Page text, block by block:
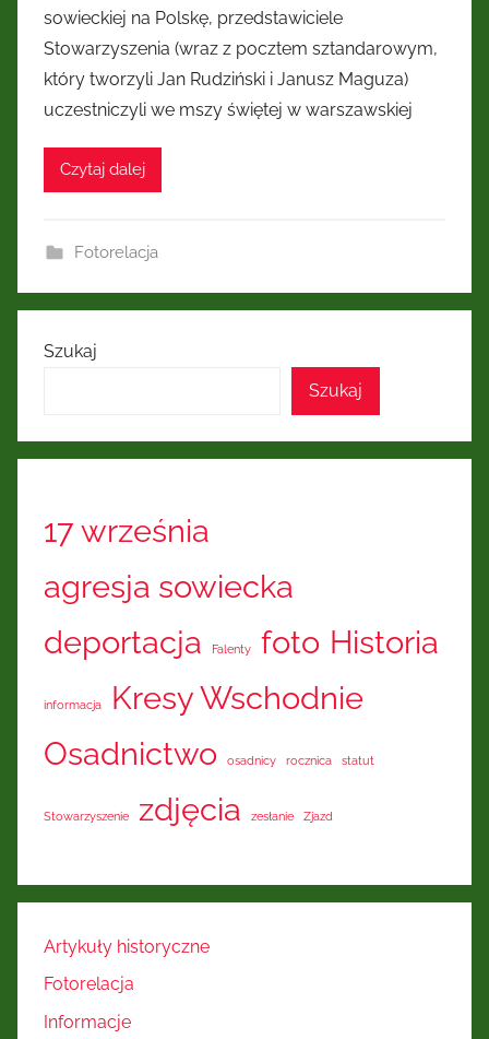
sowieckiej na Polskę, przedstawiciele
Stowarzyszenia (wraz z pocztem sztandarowym,
który tworzyli Jan Rudziński i Janusz Maguza)
uczestniczyli we mszy świętej w warszawskiej
Czytaj dalej
Fotorelacja
Szukaj
Szukaj
17 września
agresja sowiecka
deportacja
Falenty foto Historia
informacja
Kresy Wschodnie
Osadnictwo
osadnicy rocznica statut
Stowarzyszenie zdjęcia zesłanie Zjazd
Artykuły historyczne
Fotorelacja
Informacje